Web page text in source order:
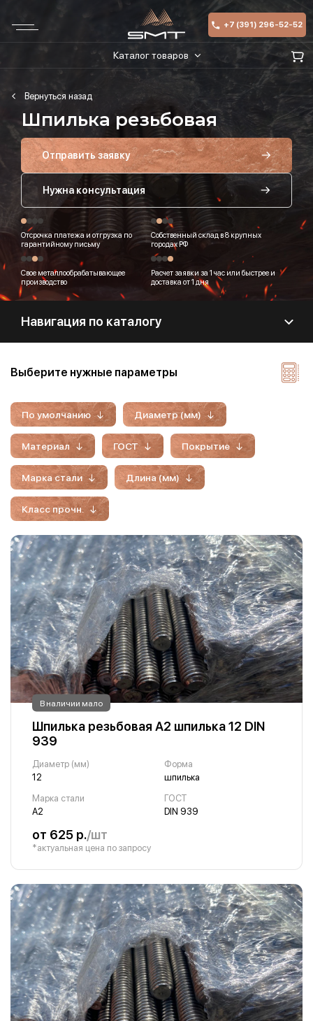
+7 (391) 296-52-52
Каталог товаров
Шпилька резьбовая
Отправить заявку
Нужна консультация
Отсрочка платежа и отгрузка по
гарантийному письму
Собственный склад в 8 крупных
городах РФ
Свое металлообрабатывающее
производство
Расчет заявки за 1 час или быстрее и
доставка от 1 дня
Навигация по каталогу
Выберите нужные параметры
По умолчанию Диаметр (мм)
Материал ГОСТ Покрытие
Марка стали Длина (мм)
Класс прочн.
В наличии мало
Шпилька резьбовая А2 шпилька 12 DIN
939
Диаметр (мм)
12
Форма
шпилька
Марка стали
А2
ГОСТ
DIN 939
от 625 р./шт
*актуальная цена по запросу